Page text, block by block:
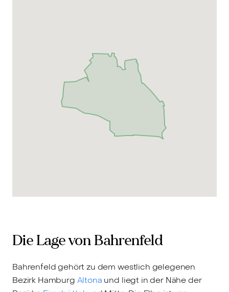
Die Lage von Bahrenfeld
Bahrenfeld gehört zu dem westlich gelegenen
Bezirk Hamburg Altona und liegt in der Nähe der